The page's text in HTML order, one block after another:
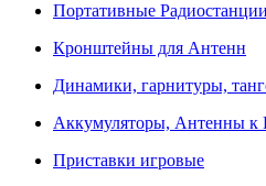
Портативные Радиостанции
Кронштейны для Антенн
Динамики, гарнитуры,
Аккумуляторы, Антенны
Приставки игровые